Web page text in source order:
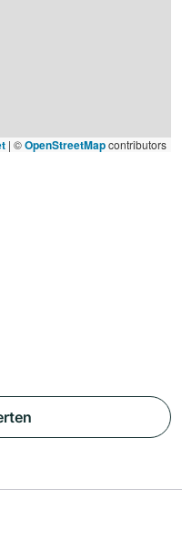
| ©OpenStreetMapcontributors